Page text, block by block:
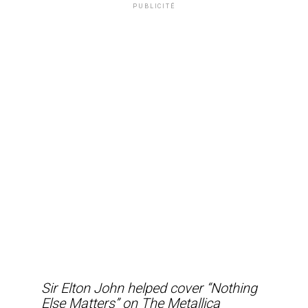
PUBLICITÉ
Sir Elton John helped cover “Nothing
Else Matters” on The Metallica